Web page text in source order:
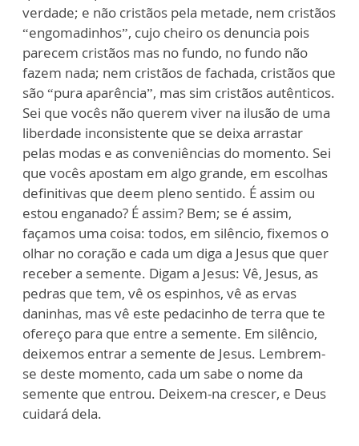
verdade; e não cristãos pela metade, nem cristãos
“engomadinhos”, cujo cheiro os denuncia pois
parecem cristãos mas no fundo, no fundo não
fazem nada; nem cristãos de fachada, cristãos que
são “pura aparência”, mas sim cristãos autênticos.
Sei que vocês não querem viver na ilusão de uma
liberdade inconsistente que se deixa arrastar
pelas modas e as conveniências do momento. Sei
que vocês apostam em algo grande, em escolhas
definitivas que deem pleno sentido. É assim ou
estou enganado? É assim? Bem; se é assim,
façamos uma coisa: todos, em silêncio, fixemos o
olhar no coração e cada um diga a Jesus que quer
receber a semente. Digam a Jesus: Vê, Jesus, as
pedras que tem, vê os espinhos, vê as ervas
daninhas, mas vê este pedacinho de terra que te
ofereço para que entre a semente. Em silêncio,
deixemos entrar a semente de Jesus. Lembrem-
se deste momento, cada um sabe o nome da
semente que entrou. Deixem-na crescer, e Deus
cuidará dela.